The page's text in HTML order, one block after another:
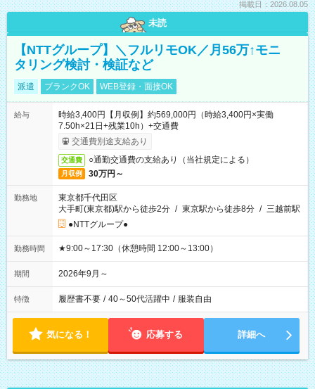
掲載日：2026.08.05
未読
【NTTグループ】＼フルリモOK／月56万↑モニ
タリング検討・検証など
派遣 ブランクOK WEB登録・面接OK
給与
時給3,400円【月収例】約569,000円（時給3,400円×実働
7.50h×21日+残業10h）+交通費
交通費別途支給あり
交通費 ○通勤交通費の支給あり（当社規定による）
月収例 30万円～
勤務地
東京都千代田区
大手町(東京都)駅から徒歩2分 / 東京駅から徒歩8分 / 三越前駅
●NTTグループ●
勤務時間 ★9:00～17:30（休憩時間 12:00～13:00）
期間 2026年9月～
特徴 履歴書不要 / 40～50代活躍中 / 服装自由
気になる！ 応募する 詳細へ